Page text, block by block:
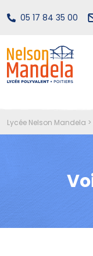
05 17 84 35 00
Lycée Nelson Mandela >